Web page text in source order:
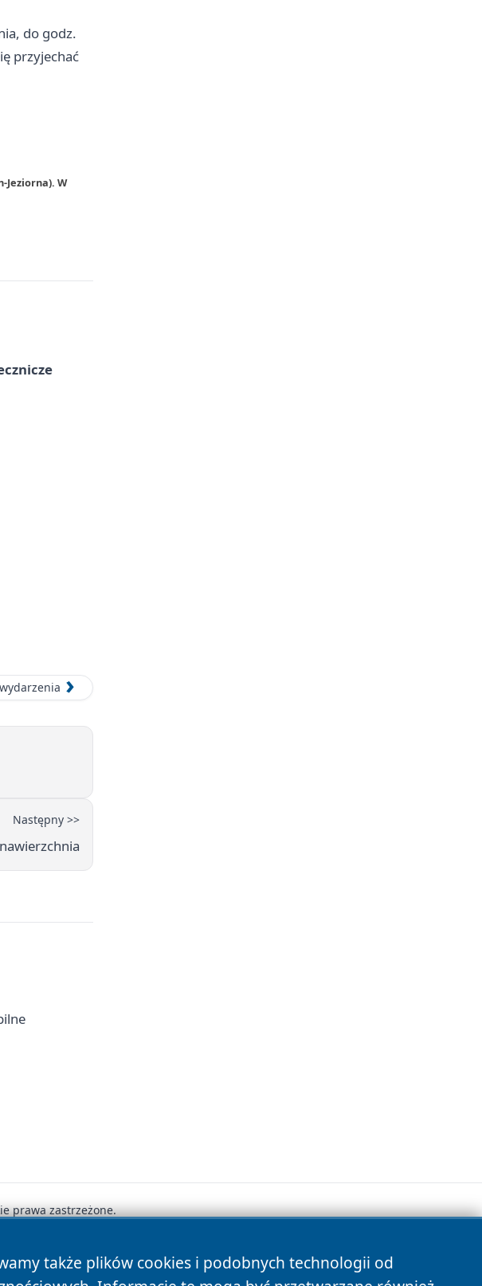
do godz.
przyjechać
Jeziorna). W
Następny >>
także plików cookies i podobnych technologii od
prawa zastrzeżone.
Polityka Cookies